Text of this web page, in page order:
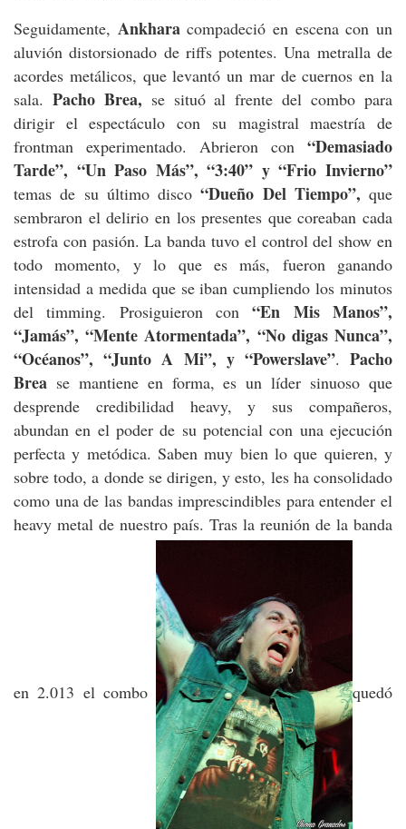
Seguidamente, Ankharacompadeció en escena con un
aluvión distorsionado de riffs potentes. Una metralla de
acordes metálicos, que levantó un mar de cuernos en la
sala. Pacho Brea, se situó al frente del combo para
dirigir el espectáculo con su magistral maestría de
frontman experimentado. Abrieron con “Demasiado
Tarde”, “Un Paso Más”, “3:40” y “Frio Invierno”
temas de su último disco“Dueño Del Tiempo”, que
sembraron el delirio en los presentes que coreaban cada
estrofa con pasión. La banda tuvo el control del show en
todo momento, y lo que es más, fueron ganando
intensidad a medida que se iban cumpliendo los minutos
del timming. Prosiguieron con“En Mis Manos”,
“Jamás”, “Mente Atormentada”, “No digas Nunca”,
“Océanos”, “Junto A Mi”, y “Powerslave”.Pacho
Brea se mantiene en forma, es un líder sinuoso que
desprende credibilidad heavy, y sus compañeros,
abundan en el poder de su potencial con una ejecución
perfecta y metódica. Saben muy bien lo que quieren, y
sobre todo, a donde se dirigen, y esto, les ha consolidado
como una de las bandas imprescindibles para entender el
heavy metal de nuestro país. Tras la reunión de la banda
en 2.013 el combo quedó